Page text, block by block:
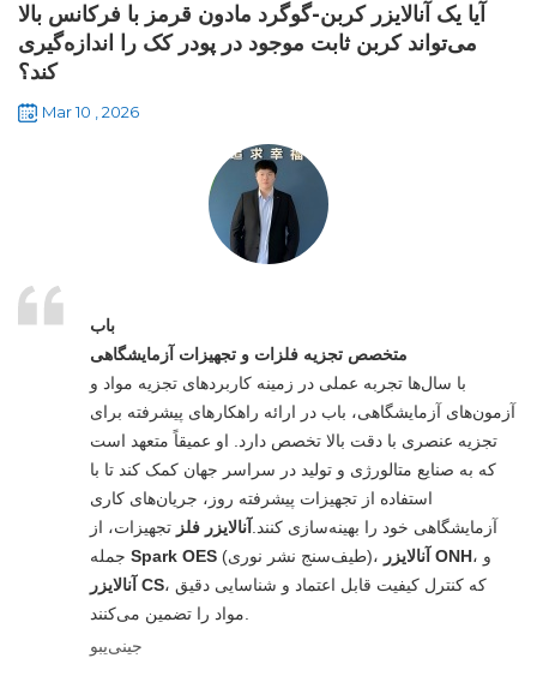
آیا یک آنالایزر کربن-گوگرد مادون قرمز با فرکانس بالا
می‌تواند کربن ثابت موجود در پودر کک را اندازه‌گیری
کند؟
Mar 10 , 2026
باب
متخصص تجزیه فلزات و تجهیزات آزمایشگاهی
با سال‌ها تجربه عملی در زمینه کاربردهای تجزیه مواد و
آزمون‌های آزمایشگاهی، باب در ارائه راهکارهای پیشرفته برای
تجزیه عنصری با دقت بالا تخصص دارد. او عمیقاً متعهد است
که به صنایع متالورژی و تولید در سراسر جهان کمک کند تا با
استفاده از تجهیزات پیشرفته روز، جریان‌های کاری
آزمایشگاهی خود را بهینه‌سازی کنند. آنالایزر فلز تجهیزات، از
Spark OES (طیف‌سنج نشر نوری)، آنالایزر ONH
، و
آنالایزر CS، که کنترل کیفیت قابل اعتماد و شناسایی دقیق
مواد را تضمین می‌کنند.
جینی‌یبو